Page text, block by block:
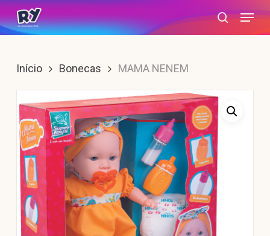
Skip
to
content
search
Menu
Início Bonecas MAMA NENEM